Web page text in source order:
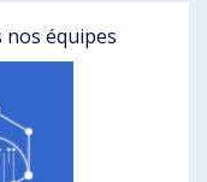
nos équipes